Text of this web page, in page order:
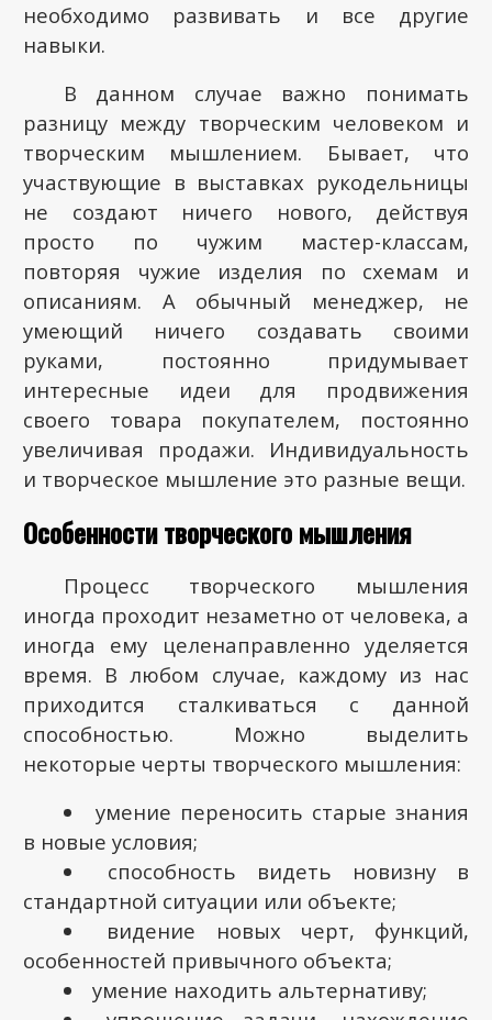
необходимо развивать и все другие
навыки.
В данном случае важно понимать
разницу между творческим человеком и
творческим мышлением. Бывает, что
участвующие в выставках рукодельницы
не создают ничего нового, действуя
просто по чужим мастер-классам,
повторяя чужие изделия по схемам и
описаниям. А обычный менеджер, не
умеющий ничего создавать своими
руками, постоянно придумывает
интересные идеи для продвижения
своего товара покупателем, постоянно
увеличивая продажи. Индивидуальность
и творческое мышление это разные вещи.
Особенности творческого мышления
Процесс творческого мышления
иногда проходит незаметно от человека, а
иногда ему целенаправленно уделяется
время. В любом случае, каждому из нас
приходится сталкиваться с данной
способностью. Можно выделить
некоторые черты творческого мышления:
умение переносить старые знания
в новые условия;
способность видеть новизну в
стандартной ситуации или объекте;
видение новых черт, функций,
особенностей привычного объекта;
умение находить альтернативу;